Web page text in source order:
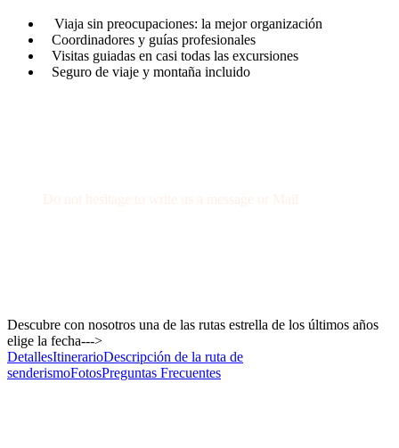
Viaja sin preocupaciones: la mejor organización
Coordinadores y guías profesionales
Visitas guiadas en casi todas las excursiones
Seguro de viaje y montaña incluido
Descubre con nosotros una de las rutas estrella de los últimos años
elige la fecha--->
DetallesItinerarioDescripción de la ruta de
senderismoFotosPreguntas Frecuentes